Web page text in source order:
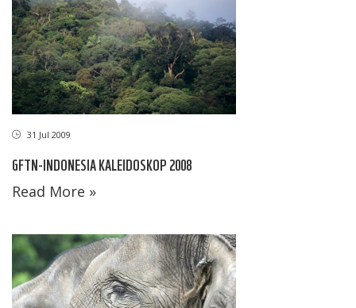
31 Jul 2009
GFTN-INDONESIA KALEIDOSKOP 2008
Read More »